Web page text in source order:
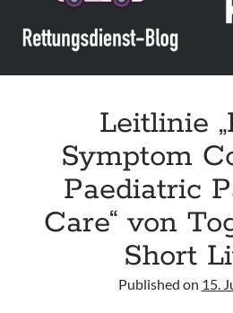
Leitlinie
Symptom
Paediatric
Care“ von
Short
Published on 15.